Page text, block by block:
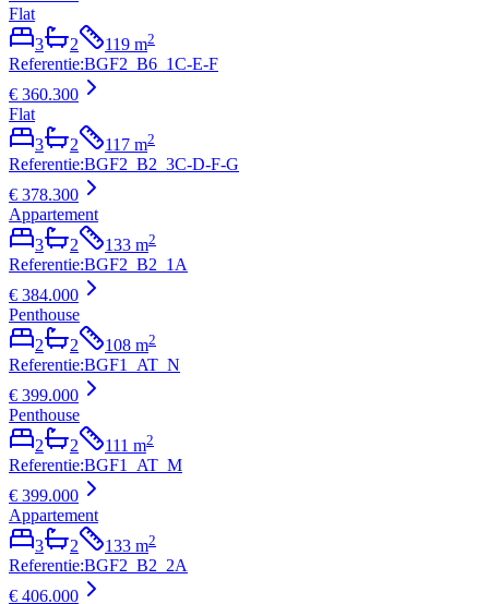
Flat
3
2 119 m2
Referentie:BGF2_B6_1C-E-F
€ 360.300
Flat
3
2 117 m2
Referentie:BGF2_B2_3C-D-F-G
€ 378.300
Appartement
3
2 133 m2
Referentie:BGF2_B2_1A
€ 384.000
Penthouse
2
2 108 m2
Referentie:BGF1_AT_N
€ 399.000
Penthouse
2
2 111 m2
Referentie:BGF1_AT_M
€ 399.000
Appartement
3
2 133 m2
Referentie:BGF2_B2_2A
€ 406.000